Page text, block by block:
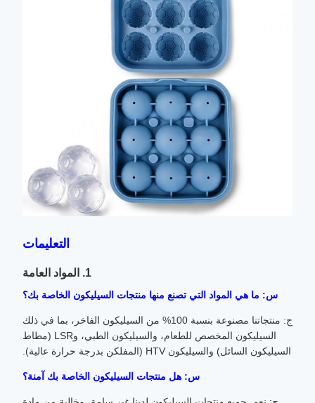
التعليمات
1. المواد العامة
س: ما هي المواد التي تصنع منها منتجات السيليكون الخاصة بك؟
ج: منتجاتنا مصنوعة بنسبة 100% من السيليكون الفاخر، بما في ذلك
السيليكون المخصص للطعام، والسيليكون الطبي، وLSR (مطاط
السيليكون السائل) والسيليكون HTV (المفلكن بدرجة حرارة عالية).
س: هل منتجات السيليكون الخاصة بك آمنة؟